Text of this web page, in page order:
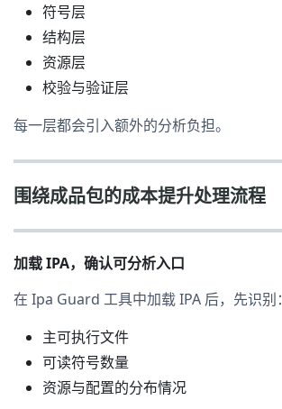
符号层
结构层
资源层
校验与验证层
每一层都会引入额外的分析负担。
围绕成品包的成本提升处理流程
加载 IPA，确认可分析入口
在 Ipa Guard 工具中加载 IPA 后，先识别：
主可执行文件
可读符号数量
资源与配置的分布情况